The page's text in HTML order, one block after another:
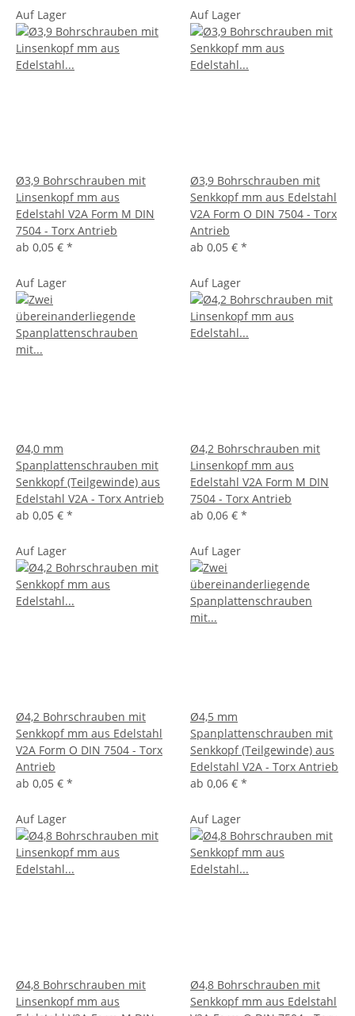
Auf Lager
Ø3,9 Bohrschrauben mit
Linsenkopf mm aus
Edelstahl V2A Form M DIN
7504 - Torx Antrieb
ab 0,05 € *
Auf Lager
Ø3,9 Bohrschrauben mit
Senkkopf mm aus Edelstahl
V2A Form O DIN 7504 - Torx
Antrieb
ab 0,05 € *
Auf Lager
Ø4,0 mm
Spanplattenschrauben mit
Senkkopf (Teilgewinde) aus
Edelstahl V2A - Torx Antrieb
ab 0,05 € *
Auf Lager
Ø4,2 Bohrschrauben mit
Linsenkopf mm aus
Edelstahl V2A Form M DIN
7504 - Torx Antrieb
ab 0,06 € *
Auf Lager
Ø4,2 Bohrschrauben mit
Senkkopf mm aus Edelstahl
V2A Form O DIN 7504 - Torx
Antrieb
ab 0,05 € *
Auf Lager
Ø4,5 mm
Spanplattenschrauben mit
Senkkopf (Teilgewinde) aus
Edelstahl V2A - Torx Antrieb
ab 0,06 € *
Auf Lager
Ø4,8 Bohrschrauben mit
Linsenkopf mm aus
Auf Lager
Ø4,8 Bohrschrauben mit
Senkkopf mm aus Edelstahl